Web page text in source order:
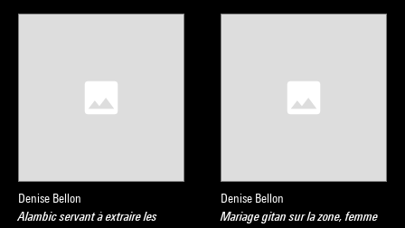
Denise Bellon
Alambic servant à extraire les
Denise Bellon
Mariage gitan sur la zone, femme